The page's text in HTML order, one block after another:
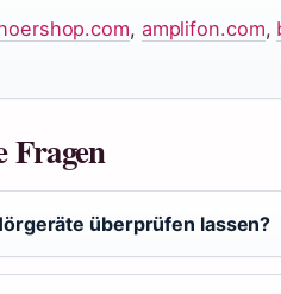
, amplifon.com,
Fragen
überprüfen lassen?